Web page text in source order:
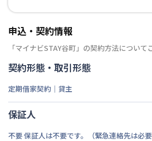
申込・契約情報
「マイナビSTAY谷町 」の契約方法について
契約形態・取引形態
定期借家契約｜貸主
保証人
不要 保証人は不要です。（緊急連絡先は必要